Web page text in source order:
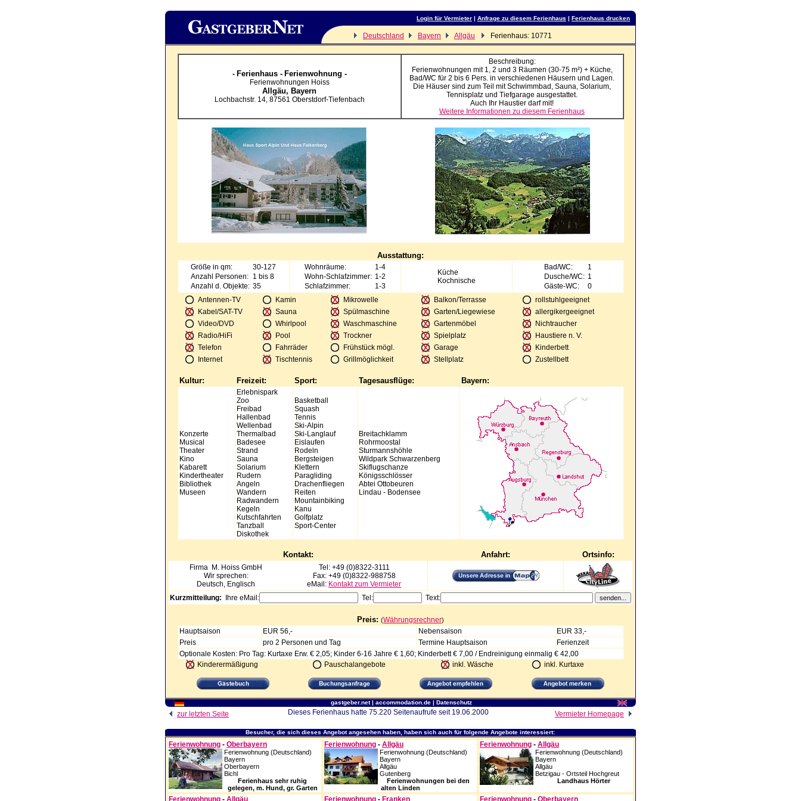
Login für Vermieter | Anfrage zu diesem Ferienhaus | Ferienhaus drucken
Deutschland Bayern Allgäu Ferienhaus: 10771
- Ferienhaus - Ferienwohnung -
Ferienwohnungen Hoiss
Allgäu, Bayern
Lochbachstr. 14, 87561 Oberstdorf-Tiefenbach
Beschreibung:
Ferienwohnungen mit 1, 2 und 3 Räumen (30-75 m²) + Küche,
Bad/WC für 2 bis 6 Pers. in verschiedenen Häusern und Lagen.
Die Häuser sind zum Teil mit Schwimmbad, Sauna, Solarium,
Tennisplatz und Tiefgarage ausgestattet.
Auch Ihr Haustier darf mit!
Weitere Informationen zu diesem Ferienhaus
Ausstattung:
Größe in qm:
30-127
Anzahl Personen: 1 bis 8
Anzahl d. Objekte: 35
Wohnräume:
1-4
Wohn-Schlafzimmer: 1-2
Schlafzimmer:
1-3
Küche
Kochnische
Bad/WC:
1
Dusche/WC: 1
Gäste-WC:
0
Antennen-TV
Kamin Mikrowelle Balkon/Terrasse
rollstuhlgeeignet
Kabel/SAT-TV
Sauna Spülmaschine Garten/Liegewiese
allergikergeeignet
Video/DVD
Whirlpool Waschmaschine Gartenmöbel
Nichtraucher
Radio/HiFi
Pool Trockner Spielplatz
Haustiere n. V.
Telefon
Fahrräder Frühstück mögl. Garage
Kinderbett
Internet
Tischtennis Grillmöglichkeit Stellplatz Zustellbett
Kultur: Freizeit: Sport: Tagesausflüge: Bayern:
Konzerte
Musical
Theater
Kino
Kabarett
Kindertheater
Bibliothek
Museen
Erlebnispark
Zoo
Freibad
Hallenbad
Wellenbad
Thermalbad
Badesee
Strand
Sauna
Solarium
Rudern
Angeln
Wandern
Radwandern
Kegeln
Kutschfahrten
Tanzball
Diskothek
Basketball
Squash
Tennis
Ski-Alpin
Ski-Langlauf
Eislaufen
Rodeln
Bergsteigen
Klettern
Paragliding
Drachenfliegen
Reiten
Mountainbiking
Kanu
Golfplatz
Sport-Center
Breitachklamm
Rohrmoostal
Sturmannshöhle
Wildpark Schwarzenberg
Skiflugschanze
Königsschlösser
Abtei Ottobeuren
Lindau - Bodensee
Kontakt: Anfahrt: Ortsinfo:
Firma M. Hoiss GmbH
Wir sprechen:
Deutsch, Englisch
Tel: +49 (0)8322-3111
Fax: +49 (0)8322-988758
eMail: Kontakt zum Vermieter
Kurzmitteilung: Ihre eMail: Tel: Text:
Preis: (Währungsrechner)
Hauptsaison EUR 56,- Nebensaison
EUR 33,-
Preis
pro 2 Personen und Tag Termine Hauptsaison
Ferienzeit
Optionale Kosten: Pro Tag: Kurtaxe Erw. € 2,05; Kinder 6-16 Jahre € 1,60; Kinderbett € 7,00 / Endreinigung einmalig € 42,00
Kinderermäßigung
Pauschalangebote inkl. Wäsche inkl. Kurtaxe
gastgeber.net| accommodation.de| Datenschutz
zur letzten Seite Dieses Ferienhaus hatte 75.220 Seitenaufrufe seit 19.06.2000 Vermieter Homepage
Besucher, die sich dieses Angebot angesehen haben, haben sich auch für folgende Angebote interessiert:
Ferienwohnung - Oberbayern
Ferienwohnung (Deutschland)
Bayern
Oberbayern
Bichl
Ferienhaus sehr ruhig
gelegen, m. Hund, gr. Garten
Ferienwohnung - Allgäu
Ferienwohnung (Deutschland)
Bayern
Allgäu
Gutenberg
Ferienwohnungen bei den
alten Linden
Ferienwohnung - Allgäu
Ferienwohnung (Deutschland)
Bayern
Allgäu
Betzigau - Ortsteil Hochgreut
Landhaus Hörter
Ferienwohnung - Allgäu Ferienwohnung - Franken Ferienwohnung - Oberbayern